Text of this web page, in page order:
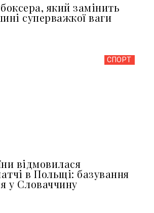
який замінить
суперважкої ваги
СПОРТ
відмовилася
в Польщі: базування
у Словаччину